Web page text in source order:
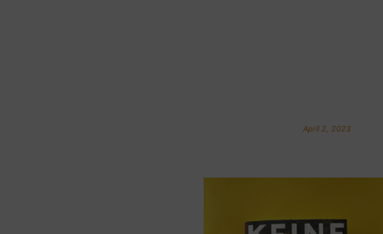
April 2, 2023